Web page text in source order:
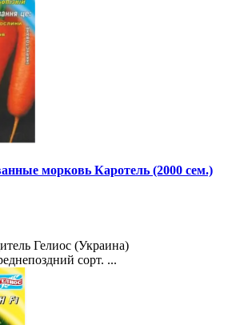
морковь Каротель (2000 сем.)
Гелиос (Украина)
сорт. ...